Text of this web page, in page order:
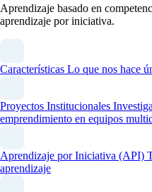
Aprendizaje basado en
aprendizaje por iniciativa.
Características Lo que nos hace
Proyectos Institucionales
emprendimiento en equipos
Aprendizaje por Iniciativa (API)
aprendizaje